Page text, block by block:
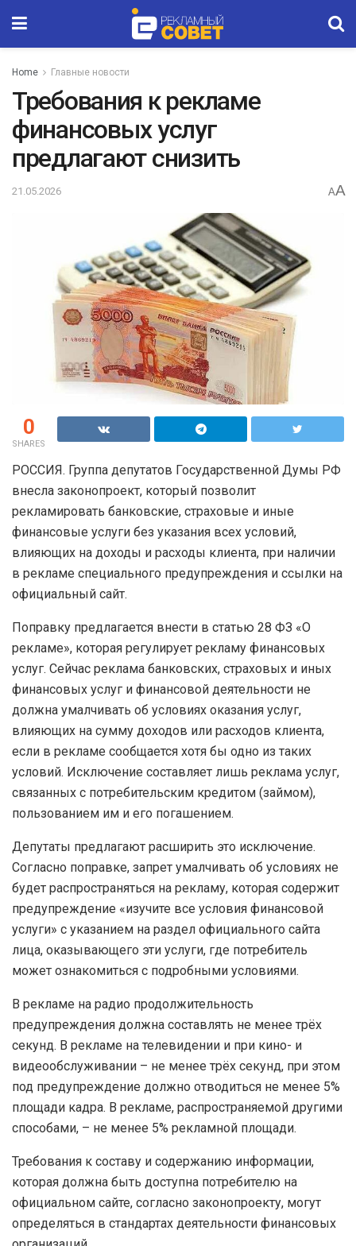
Home Главные новости
Требования к рекламе
финансовых услуг
предлагают снизить
21.05.2026 AA
0
SHARES
РОССИЯ. Группа депутатов Государственной Думы РФ
внесла законопроект, который позволит
рекламировать банковские, страховые и иные
финансовые услуги без указания всех условий,
влияющих на доходы и расходы клиента, при наличии
в рекламе специального предупреждения и ссылки на
официальный сайт.
Поправку предлагается внести в статью 28 ФЗ «О
рекламе», которая регулирует рекламу финансовых
услуг. Сейчас реклама банковских, страховых и иных
финансовых услуг и финансовой деятельности не
должна умалчивать об условиях оказания услуг,
влияющих на сумму доходов или расходов клиента,
если в рекламе сообщается хотя бы одно из таких
условий. Исключение составляет лишь реклама услуг,
связанных с потребительским кредитом (займом),
пользованием им и его погашением.
Депутаты предлагают расширить это исключение.
Согласно поправке, запрет умалчивать об условиях не
будет распространяться на рекламу, которая содержит
предупреждение «изучите все условия финансовой
услуги» с указанием на раздел официального сайта
лица, оказывающего эти услуги, где потребитель
может ознакомиться с подробными условиями.
В рекламе на радио продолжительность
предупреждения должна составлять не менее трёх
секунд. В рекламе на телевидении и при кино- и
видеообслуживании – не менее трёх секунд, при этом
под предупреждение должно отводиться не менее 5%
площади кадра. В рекламе, распространяемой другими
способами, – не менее 5% рекламной площади.
Требования к составу и содержанию информации,
которая должна быть доступна потребителю на
официальном сайте, согласно законопроекту, могут
определяться в стандартах деятельности финансовых